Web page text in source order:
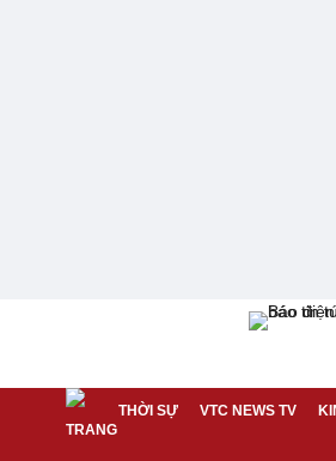
THỜI SỰ VTC NEWS TV